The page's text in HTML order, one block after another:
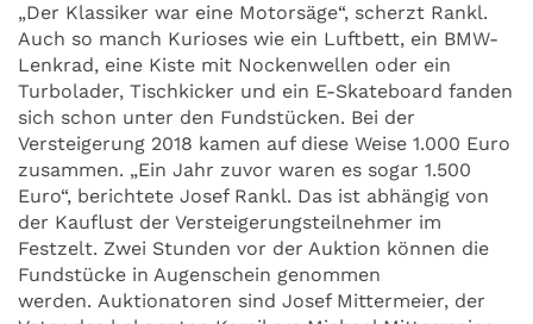
„Der Klassiker war eine Motorsäge“, scherzt Rankl.
Auch so manch Kurioses wie ein Luftbett, ein BMW-
Lenkrad, eine Kiste mit Nockenwellen oder ein
Turbolader, Tischkicker und ein E-Skateboard fanden
sich schon unter den Fundstücken. Bei der
Versteigerung 2018 kamen auf diese Weise 1.000 Euro
zusammen. „Ein Jahr zuvor waren es sogar 1.500
Euro“, berichtete Josef Rankl. Das ist abhängig von
der Kauflust der Versteigerungsteilnehmer im
Festzelt. Zwei Stunden vor der Auktion können die
Fundstücke in Augenschein genommen
werden. Auktionatoren sind Josef Mittermeier, der